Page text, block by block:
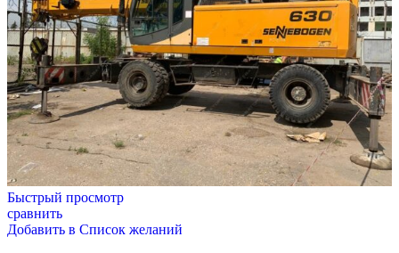
Быстрый просмотр
сравнить
Добавить в Список желаний